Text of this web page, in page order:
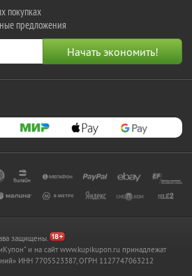
покупках
предложения
защищены.
и на сайт www.kupikupon.ru принадлежат
ИНН 7705523387, ОГРН 1127747063212